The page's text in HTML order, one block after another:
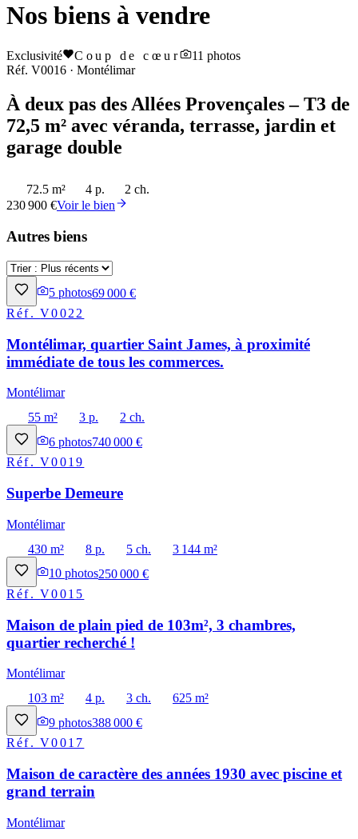
Nos biens à vendre
Exclusivité Coup de cœur 11 photos
Réf. V0016 · Montélimar
À deux pas des Allées Provençales – T3 de
72,5 m² avec véranda, terrasse, jardin et
garage double
72.5 m² 4 p.
2 ch.
230 900 €Voir le bien
Autres biens
5 photos69 000 €
Réf.V0022
Montélimar, quartier Saint James, à proximité
immédiate de tous les commerces.
Montélimar
55 m²
3 p.
2 ch.
6 photos740 000 €
Réf.V0019
Superbe Demeure
Montélimar
430 m²
8 p. 5 ch.
3 144 m²
10 photos250 000 €
Réf.V0015
Maison de plain pied de 103m², 3 chambres,
quartier recherché !
Montélimar
103 m²
4 p. 3 ch.
625 m²
9 photos388 000 €
Réf.V0017
Maison de caractère des années 1930 avec piscine et
grand terrain
Montélimar